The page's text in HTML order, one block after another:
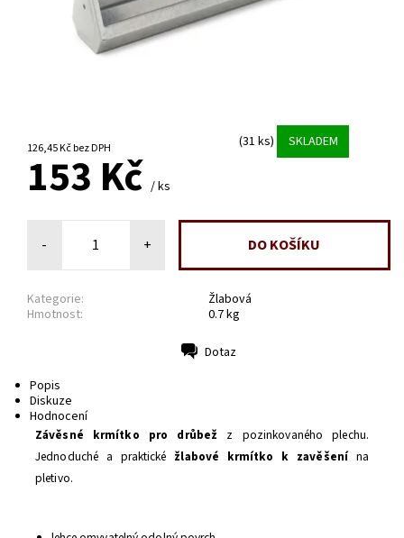
126,45 Kč bez DPH (31 ks) SKLADEM
153 Kč / ks
- +
Kategorie:
Žlabová
Hmotnost:
0.7 kg
Dotaz
Popis
Diskuze
Hodnocení
Závěsné krmítko pro drůbež z pozinkovaného plechu.
Jednoduché a praktické žlabové krmítko k zavěšení na
pletivo.